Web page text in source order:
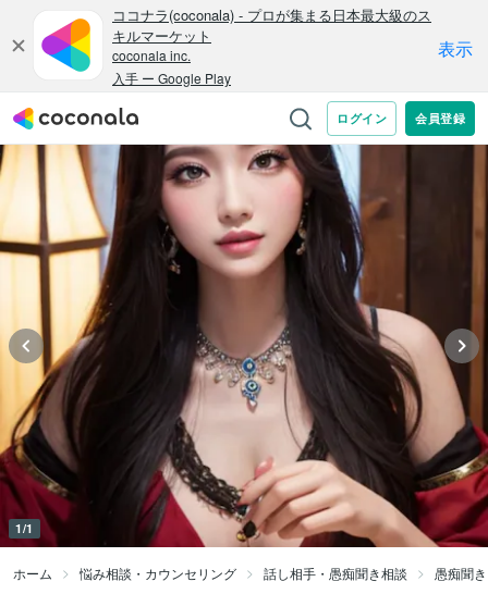
1/1
ホーム 悩み相談・カウンセリング 話し相手・愚痴聞き相談 愚痴聞